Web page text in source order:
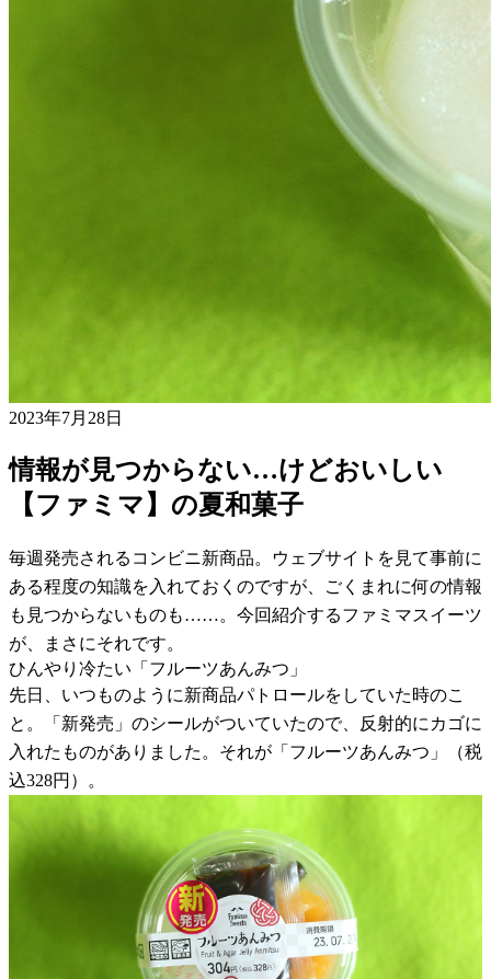
2023年7月28日
情報が見つからない…けどおいしい
【ファミマ】の夏和菓子
毎週発売されるコンビニ新商品。ウェブサイトを見て事前に
ある程度の知識を入れておくのですが、ごくまれに何の情報
も見つからないものも……。今回紹介するファミマスイーツ
が、まさにそれです。
ひんやり冷たい「フルーツあんみつ」
先日、いつものように新商品パトロールをしていた時のこ
と。「新発売」のシールがついていたので、反射的にカゴに
入れたものがありました。それが「フルーツあんみつ」（税
込328円）。